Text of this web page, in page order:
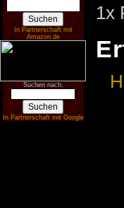
In Partnerschaft mit
Amazon.de
Suchen nach:
In Partnerschaft mit Google
1x